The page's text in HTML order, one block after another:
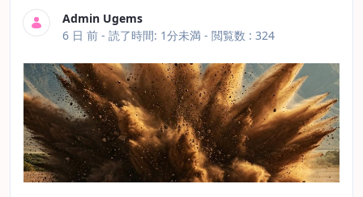
Admin Ugems
公開日
6 日 前 - 読了時間: 1分未満 - 閲覧数 : 324